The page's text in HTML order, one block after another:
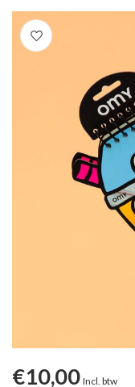
€10,00 Incl. btw